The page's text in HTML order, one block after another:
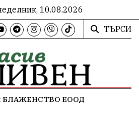
10.08.2026
ТЪРСИ
БЛАЖЕНСТВО ЕООД